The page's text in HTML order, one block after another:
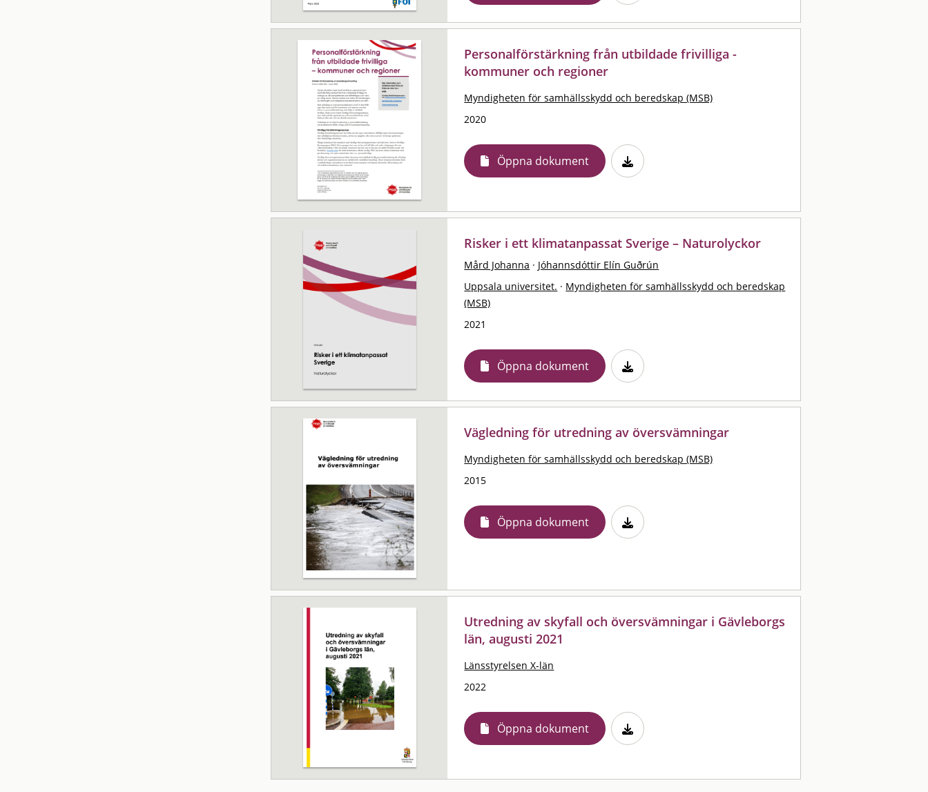
Personalförstärkning från utbildade frivilliga -
kommuner och regioner
Myndigheten för samhällsskydd och beredskap (MSB)
2020
Öppna dokument
Risker i ett klimatanpassat Sverige – Naturolyckor
Mård Johanna · Jóhannsdóttir Elín Guðrún
Uppsala universitet. · Myndigheten för samhällsskydd och beredskap
(MSB)
2021
Öppna dokument
Vägledning för utredning av översvämningar
Myndigheten för samhällsskydd och beredskap (MSB)
2015
Öppna dokument
Utredning av skyfall och översvämningar i Gävleborgs
län, augusti 2021
Länsstyrelsen X-län
2022
Öppna dokument